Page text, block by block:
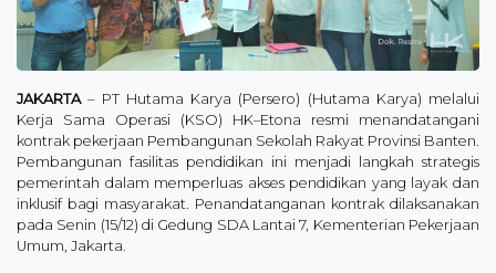
JAKARTA– PT Hutama Karya (Persero) (Hutama Karya) melalui
Kerja Sama Operasi (KSO) HK–Etona resmi menandatangani
kontrak pekerjaan Pembangunan Sekolah Rakyat Provinsi Banten.
Pembangunan fasilitas pendidikan ini menjadi langkah strategis
pemerintah dalam memperluas akses pendidikan yang layak dan
inklusif bagi masyarakat. Penandatanganan kontrak dilaksanakan
pada Senin (15/12) di Gedung SDA Lantai 7, Kementerian Pekerjaan
Umum, Jakarta.